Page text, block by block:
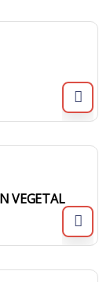
VEGETAL